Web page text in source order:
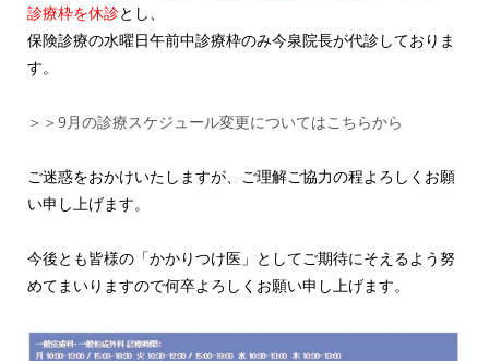
診療枠を休診とし、
保険診療の水曜日午前中診療枠のみ今泉院長が代診しておりま
す。
＞＞9月の診療スケジュール変更についてはこちらから
ご迷惑をおかけいたしますが、ご理解ご協力の程よろしくお願
い申し上げます。
今後とも皆様の「かかりつけ医」としてご期待にそえるよう努
めてまいりますので何卒よろしくお願い申し上げます。